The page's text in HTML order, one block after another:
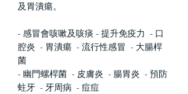
及胃潰瘍。
- 感冒會咳嗽及咳痰 - 提升免疫力 - 口
腔炎 - 胃潰瘍 - 流行性感冒 - 大腸桿
菌
- 幽門螺桿菌 - 皮膚炎 - 腸胃炎 - 預防
蛀牙 - 牙周病 - 痘痘